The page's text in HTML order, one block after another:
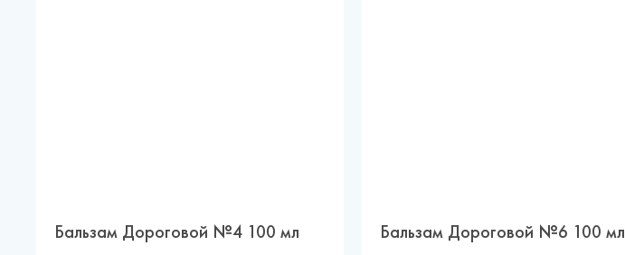
Бальзам Дороговой №4 100 мл Бальзам Дороговой №6 100 мл